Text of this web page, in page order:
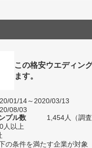
この格安ウエディン
ます。
01/14～2020/03/13
08/03
プル数
1,454人（調
人以上
の条件を満たす企業が対象